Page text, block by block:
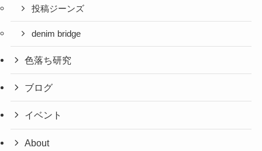
投稿ジーンズ
denim bridge
色落ち研究
ブログ
イベント
About